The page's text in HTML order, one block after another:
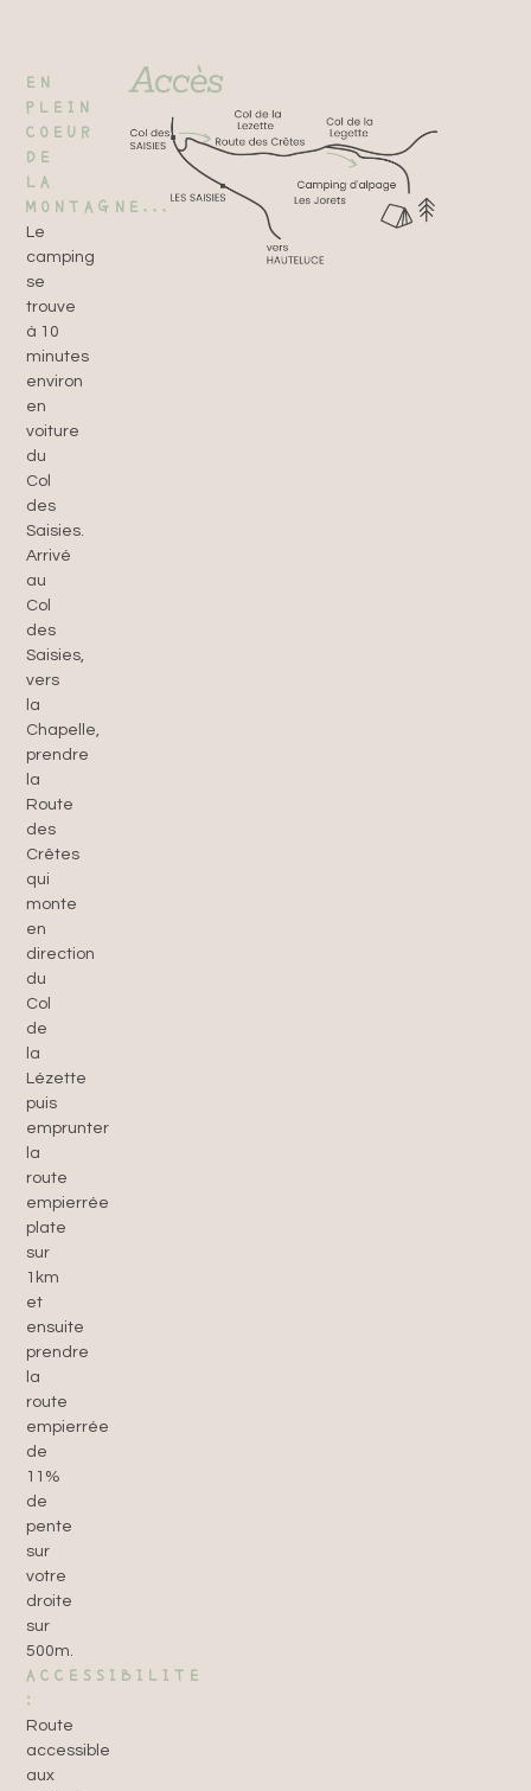
EN
PLEIN
COEUR
DE
LA
MONTAGNE...
Le
camping
se
trouve
à 10
minutes
environ
en
voiture
du
Col
des
Saisies.
Arrivé
au
Col
des
Saisies,
vers
la
Chapelle,
prendre
la
Route
des
Crêtes
qui
monte
en
direction
du
Col
de
la
Lézette
puis
emprunter
la
route
empierrée
plate
sur
1km
et
ensuite
prendre
la
route
empierrée
de
11%
de
pente
sur
votre
droite
sur
500m.
ACCESSIBILITE
:
Route
accessible
aux